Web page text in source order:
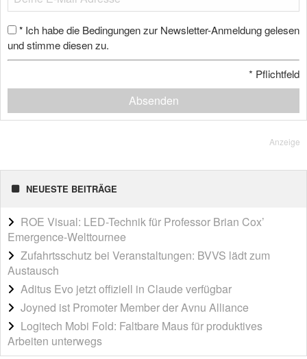
* Ich habe die Bedingungen zur Newsletter-Anmeldung gelesen
und stimme diesen zu.
* Pflichtfeld
Absenden
Anzeige
NEUESTE BEITRÄGE
ROE Visual: LED-Technik für Professor Brian Cox’
Emergence-Welttournee
Zufahrtsschutz bei Veranstaltungen: BVVS lädt zum
Austausch
Aditus Evo jetzt offiziell in Claude verfügbar
Joyned ist Promoter Member der Avnu Alliance
Logitech Mobi Fold: Faltbare Maus für produktives
Arbeiten unterwegs